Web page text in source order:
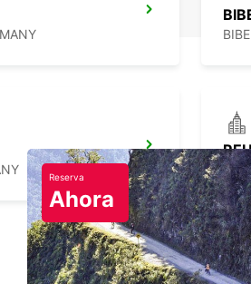
Reserva
Ahora